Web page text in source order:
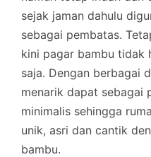
sejak jaman dahulu
sebagai pembatas.
kini pagar bambu tidak
saja. Dengan berbagai
menarik dapat sebagai
minimalis sehingga
unik, asri dan cantik
bambu.